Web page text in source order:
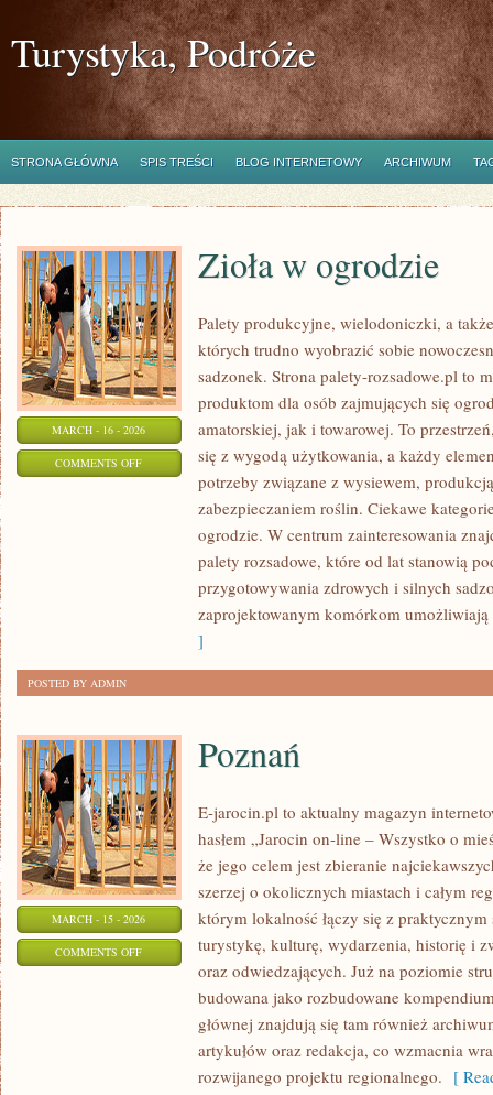
Turystyka, Podróże
STRONA GŁÓWNA SPIS TREŚCI BLOG INTERNETOWY ARCHIWUM
MARCH - 16 - 2026
COMMENTS OFFON
Zioła w ogrodzie
Palety produkcyjne, wielodoniczki, a
których trudno wyobrazić sobie
sadzonek. Strona palety-rozsadowe.pl to
produktom dla osób zajmujących się
amatorskiej, jak i towarowej. To
się z wygodą użytkowania, a każdy
potrzeby związane z wysiewem,
zabezpieczaniem roślin. Ciekawe
ogrodzie. W centrum zainteresowania
palety rozsadowe, które od lat stanowią
przygotowywania zdrowych i silnych
zaprojektowanym komórkom
]
POSTED BY ADMIN
MARCH - 15 - 2026
COMMENTS OFFON
Poznań
E-jarocin.pl to aktualny magazyn
hasłem „Jarocin on-line – Wszystko o
że jego celem jest zbieranie
szerzej o okolicznych miastach i całym
którym lokalność łączy się z
turystykę, kulturę, wydarzenia, historię i
oraz odwiedzających. Już na poziomie
budowana jako rozbudowane
głównej znajdują się tam również
artykułów oraz redakcja, co wzmacnia
rozwijanego projektu regionalnego. [